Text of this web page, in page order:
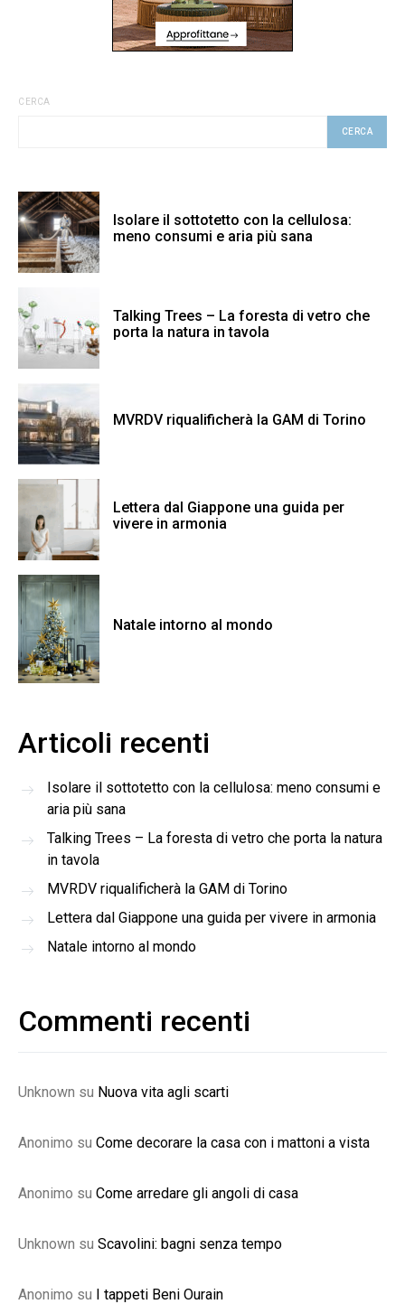
CERCA
CERCA
Isolare il sottotetto con la cellulosa:
meno consumi e aria più sana
Talking Trees – La foresta di vetro che
porta la natura in tavola
MVRDV riqualificherà la GAM di Torino
Lettera dal Giappone una guida per
vivere in armonia
Natale intorno al mondo
Articoli recenti
Isolare il sottotetto con la cellulosa: meno consumi e
aria più sana
Talking Trees – La foresta di vetro che porta la natura
in tavola
MVRDV riqualificherà la GAM di Torino
Lettera dal Giappone una guida per vivere in armonia
Natale intorno al mondo
Commenti recenti
Unknown su Nuova vita agli scarti
Anonimo su Come decorare la casa con i mattoni a vista
Anonimo su Come arredare gli angoli di casa
Unknown su Scavolini: bagni senza tempo
Anonimo su I tappeti Beni Ourain